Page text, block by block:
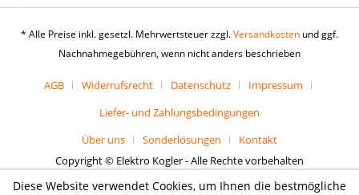
* Alle Preise inkl. gesetzl. Mehrwertsteuer zzgl.Versandkosten und ggf.
Nachnahmegebühren, wenn nicht anders beschrieben
AGB Widerrufsrecht Datenschutz
Impressum
Liefer- und Zahlungsbedingungen
Über uns
Sonderlösungen
Kontakt
Copyright © Elektro Kogler - Alle Rechte vorbehalten
Diese Website verwendet Cookies, um Ihnen die bestmögliche